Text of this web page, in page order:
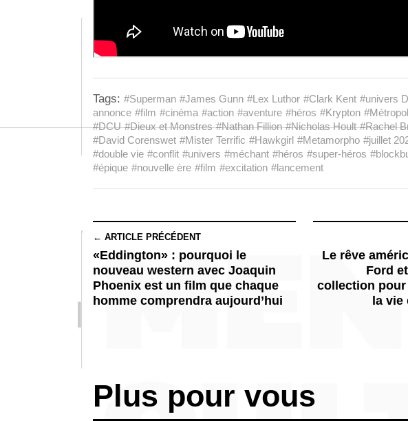
Tags: #Superman #James Gunn #Lex Luthor #Clark Kent #univers
annonce #film #cinéma #action #aventure #héros #Krypton
#DCU #Dieux et Monstres #Nathan Fillion #Nicholas Hoult #Rachel
#David Corenswet #Mister Terrific #Hawkgirl #Metamorpho #juillet
#double vie #conflit #univers #méchant #héros #super-héros
#épique #nouvelle ère #film #excitation #lancement
← ARTICLE PRÉCÉDENT
«Eddington» : pourquoi le
nouveau western avec Joaquin
Phoenix est un film que chaque
homme comprendra aujourd’hui
Le rêve
Ford
collection
la
Plus pour vous